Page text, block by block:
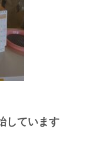
しています